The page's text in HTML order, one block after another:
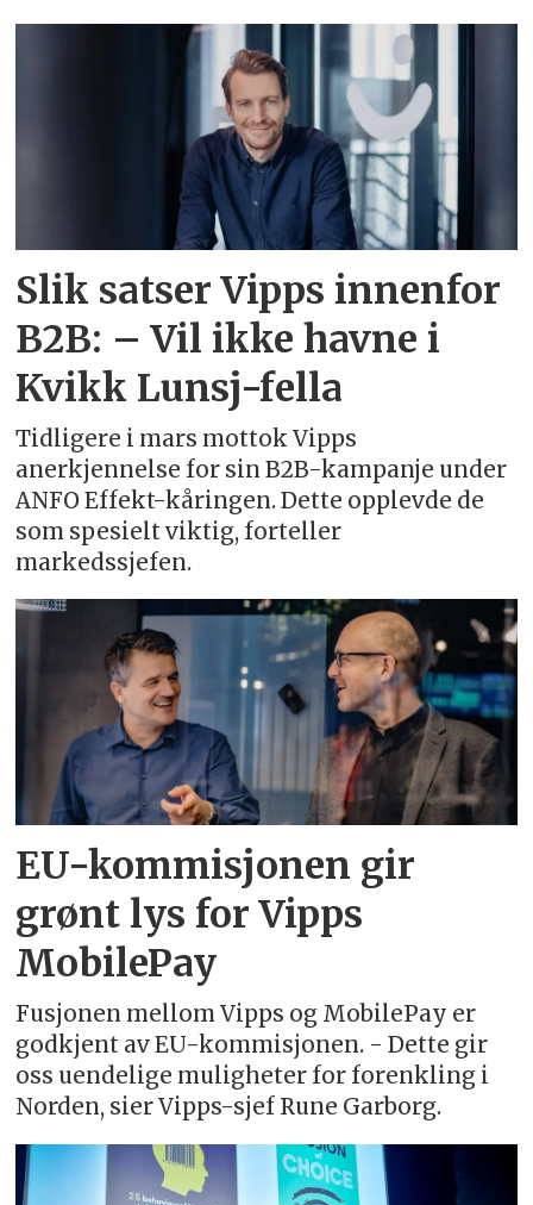
Emne:
Slik satser Vipps innenfor
B2B: – Vil ikke havne i
Kvikk Lunsj-fella
Tidligere i mars mottok Vipps
anerkjennelse for sin B2B-kampanje under
ANFO Effekt-kåringen. Dette opplevde de
som spesielt viktig, forteller
markedssjefen.
EU-kommisjonen gir
grønt lys for Vipps
MobilePay
Fusjonen mellom Vipps og MobilePay er
godkjent av EU-kommisjonen. - Dette gir
oss uendelige muligheter for forenkling i
Norden, sier Vipps-sjef Rune Garborg.